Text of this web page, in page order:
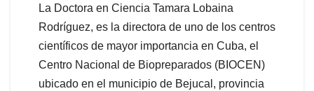
La Doctora en Ciencia Tamara Lobaina
Rodríguez, es la directora de uno de los centros
científicos de mayor importancia en Cuba, el
Centro Nacional de Biopreparados (BIOCEN)
ubicado en el municipio de Bejucal, provincia